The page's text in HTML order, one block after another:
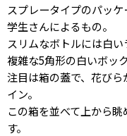
スプレータイプのパッ
学生さんによるもの。
スリムなボトルには白い
複雑な5角形の白いボッ
注目は箱の蓋で、花び
イン。
この箱を並べて上から
す。